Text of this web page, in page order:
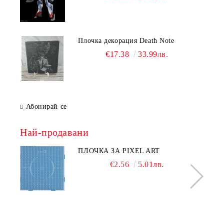
Плочка декорация Death Note
€17.38 33.99лв.
Абонирай се
Най-продавани
ПЛОЧКА ЗА PIXEL ART
€2.56 5.01лв.